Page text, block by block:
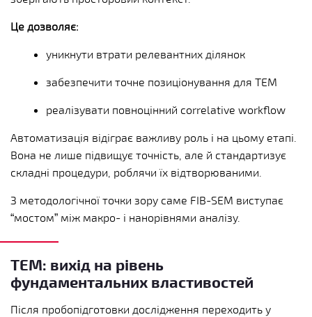
Це дозволяє:
уникнути втрати релевантних ділянок
забезпечити точне позиціонування для TEM
реалізувати повноцінний correlative workflow
Автоматизація відіграє важливу роль і на цьому етапі.
Вона не лише підвищує точність, але й стандартизує
складні процедури, роблячи їх відтворюваними.
З методологічної точки зору саме FIB-SEM виступає
“мостом” між макро- і нанорівнями аналізу.
TEM: вихід на рівень
фундаментальних властивостей
Після пробопідготовки дослідження переходить у